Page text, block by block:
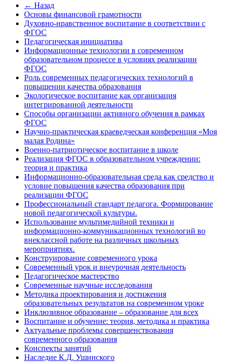
← Назад
Основы финансовой грамотности
Духовно-нравственное воспитание в соответствии с
ФГОС
Педагогическая инициатива
Информационные технологии в современном
образовательном процессе в условиях реализации
ФГОС
Роль современных педагогических технологий в
повышении качества образования
Экологическое воспитание как организация
интегрированной деятельности
Способы организации активного обучения в рамках
ФГОС
Научно-практическая краеведческая конференция «Моя
малая Родина»
Военно-патриотическое воспитание в школе
Реализация ФГОС в образовательном учреждении:
теория и практика
Информационно-образовательная среда как средство и
условие повышения качества образования при
реализации ФГОС
Профессиональный стандарт педагога. Формирование
новой педагогической культуры.
Использование мультимедийной техники и
информационно-коммуникационных технологий во
внеклассной работе на различных школьных
мероприятиях.
Конструирование современного урока
Современный урок и внеурочная деятельность
Педагогическое мастерство
Современные научные исследования
Методика проектирования и достижения
образовательных результатов на современном уроке
Инклюзивное образование – образование для всех
Воспитание и обучение: теория, методика и практика
Актуальные проблемы совершенствования
современного образования
Конспекты занятий
Наследие К.Д. Ушинского